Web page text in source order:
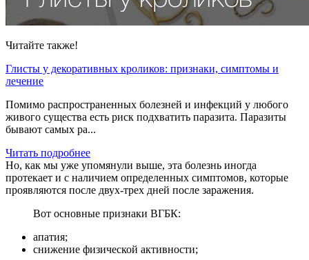
Читайте также!
Глисты у декоративных кроликов: признаки, симптомы и
лечение
Помимо распространенных болезней и инфекций у любого
живого существа есть риск подхватить паразита. Паразиты
бывают самых ра...
Читать подробнее
Но, как мы уже упомянули выше, эта болезнь иногда
протекает и с наличием определенных симптомов, которые
проявляются после двух-трех дней после заражения.
Вот основные признаки ВГБК:
апатия;
снижение физической активности;